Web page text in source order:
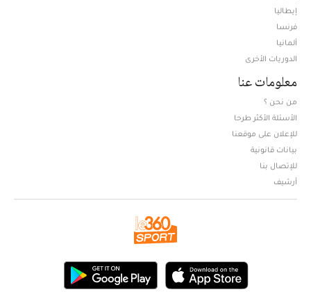
إيطاليا
فرنسا
ألمانيا
الدوريات الأخرى
معلومات عنا
من نحن ؟
الأسئلة الأكثر طرحا
للإعلان على موقعنا
بيانات قانونية
للإتصال بنا
أرشيف